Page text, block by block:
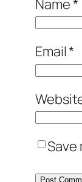
Name*
Email*
Save